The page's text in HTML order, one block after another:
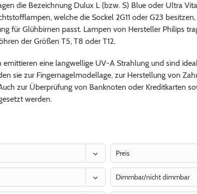
die Bezeichnung Dulux L (bzw. S) Blue oder Ultra
welche die Sockel 2G11 oder G23
für Glühbirnen passt. Lampen von Hersteller Philips
der Größen T5, T8 oder T12.
emittieren eine langwellige UV-A Strahlung und sind
sie zur Fingernagelmodellage, zur Herstellung von
zur Überprüfung von Banknoten oder Kreditkarten
werden.
Preis
von4,80 €bis
Dimmbar/nicht dimmbar